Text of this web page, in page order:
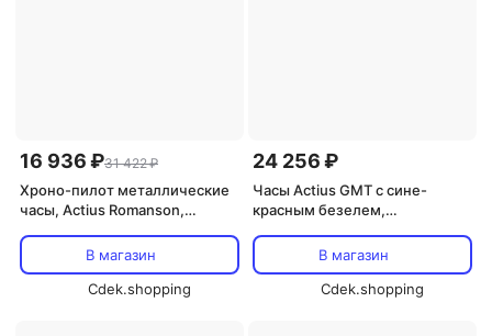
16 936 ₽31 422 ₽
Хроно-пилот металлические
часы, Actius Romanson,
В магазин
Cdek.shopping
24 256 ₽
Часы Actius GMT с сине-
красным безелем,
черный, серебристый
В магазин
Cdek.shopping